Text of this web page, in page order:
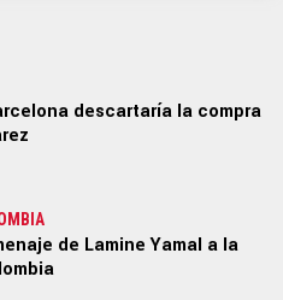
descartaría la compra
de Lamine Yamal a la